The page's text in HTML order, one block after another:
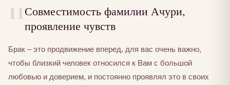
11Совместимость фамилии Ачури,
проявление чувств
Брак – это продвижение вперед, для вас очень важно,
чтобы близкий человек относился к Вам с большой
любовью и доверием, и постоянно проявлял это в своих